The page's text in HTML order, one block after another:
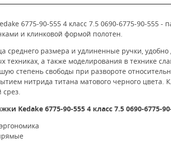
6775-90-555 4 класс 7.5 0690-6775-90-555 -
и клинковой формой полотен.
среднего размера и удлиненные ручки,
техниках, а также моделирования в технике
степень свободы при развороте
нитрида титана матового черного цвета.
срез.
Kedake 6775-90-555 4 класс 7.5 0690-6775-